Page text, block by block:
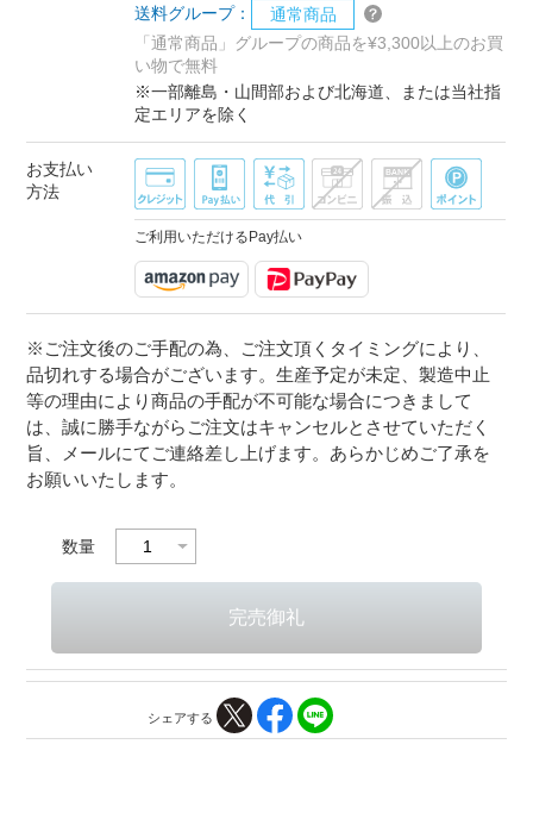
送料グループ：
通常商品
「通常商品」グループの商品を¥3,300以上のお買
い物で無料
※一部離島・山間部および北海道、または当社指
定エリアを除く
お支払い
方法
ご利用いただけるPay払い
※ご注文後のご手配の為、ご注文頂くタイミングにより、
品切れする場合がございます。生産予定が未定、製造中止
等の理由により商品の手配が不可能な場合につきまして
は、誠に勝手ながらご注文はキャンセルとさせていただく
旨、メールにてご連絡差し上げます。あらかじめご了承を
お願いいたします。
数量
シェアする